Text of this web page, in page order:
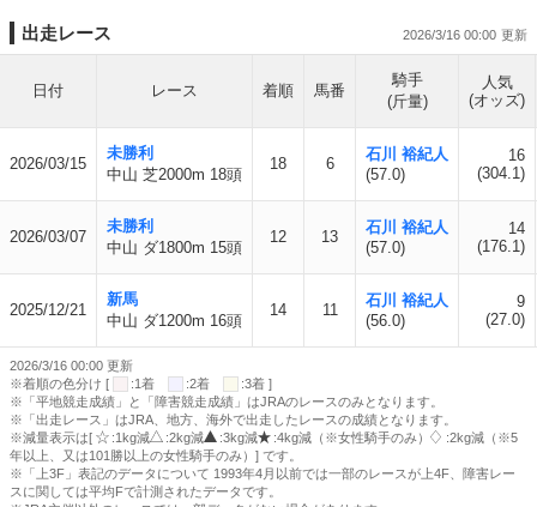
出走レース 2026/3/16 00:00
日付 レース 着順 馬番
騎手
(斤量)
人気
(オッズ)
2026/03/15
未勝利
中山 芝2000m 18頭
18 6
石川 裕紀人
(57.0)
16
(304.1)
2026/03/07
未勝利
中山 ダ1800m 15頭
12 13
石川 裕紀人
(57.0)
14
(176.1)
2025/12/21
新馬
中山 ダ1200m 16頭
14 11
石川 裕紀人
(56.0)
9
(27.0)
2026/3/16 00:00 更新
※着順の色分け [
:1着 :2着
:3着 ]
※「平地競走成績」と「障害競走成績」はJRAのレースのみとなります。
※「出走レース」はJRA、地方、海外で出走したレースの成績となります。
※減量表示は[
:1kg減 :2kg減 :3kg減 :4kg減（※女性騎手のみ）
:2kg減（※5
年以上、又は101勝以上の女性騎手のみ）] です。
※「上3F」表記のデータについて 1993年4月以前では一部のレースが上4F、障害レー
スに関しては平均Fで計測されたデータです。